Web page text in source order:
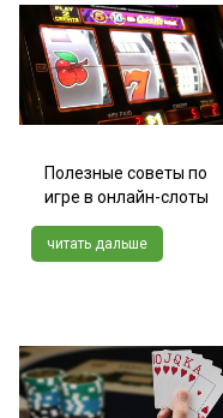
Полезные советы по
игре в онлайн-слоты
читать дальше